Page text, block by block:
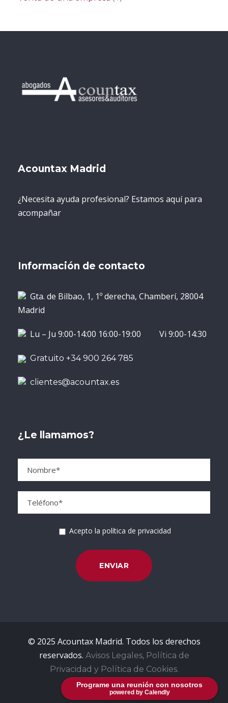
Programe una reunión con nosotros
powered by Calendly
Acountax Madrid
¿Necesita ayuda profesional? Estamos aquí para
acompañar
Información de contacto
Gta. de Bilbao, 1, 1º derecha, Chamberí, 28004
Madrid
Lu – Ju 9:00-14:00 16:00-19:00 Vi 9:00-14:30
Gratuito +34 900 264 785
clientes@acountax.es
¿Le llamamos?
Acepto la política de privacidad
© 2025 Acountax Madrid. Todos los derechos
reservados. Avisos Legales, Política de
Privacidad y Política de Cookies.